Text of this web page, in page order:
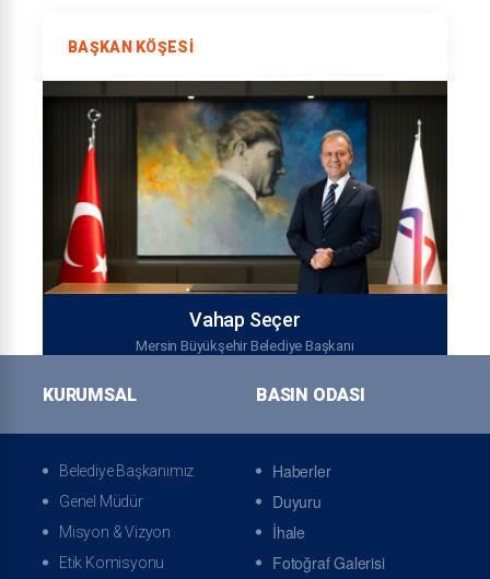
BAŞKAN KÖŞESI
Vahap Seçer
Mersin Büyükşehir Belediye Başkanı
Özgeçmiş
KURUMSAL
Belediye Başkanımız
Genel Müdür
Misyon & Vizyon
Etik Komisyonu
BASIN ODASI
Haberler
Duyuru
İhale
Fotoğraf Galerisi